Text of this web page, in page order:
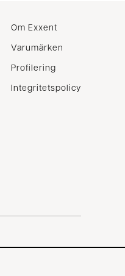
Om Exxent
Varumärken
Profilering
Integritetspolicy